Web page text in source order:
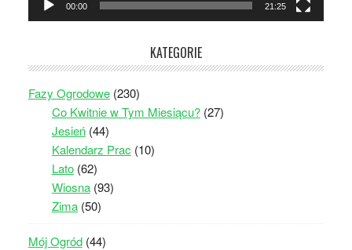
00:00 21:25
KATEGORIE
Fazy Ogrodowe(230)
Co Kwitnie w Tym Miesiącu?(27)
Jesień(44)
Kalendarz Prac (10)
Lato(62)
Wiosna(93)
Zima(50)
Mój Ogród(44)